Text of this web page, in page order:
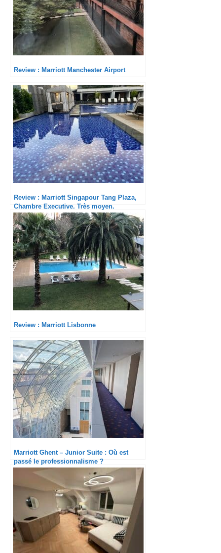
Review : Marriott Manchester Airport
Review : Marriott Singapour Tang Plaza,
Chambre Executive. Très moyen.
Review : Marriott Lisbonne
Marriott Ghent – Junior Suite : Où est
passé le professionnalisme ?